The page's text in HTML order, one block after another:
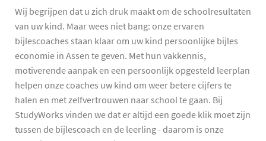
Wij begrijpen dat u zich druk maakt om de schoolresultaten
van uw kind. Maar wees niet bang: onze ervaren
bijlescoaches staan klaar om uw kind persoonlijke bijles
economie in Assen te geven. Met hun vakkennis,
motiverende aanpak en een persoonlijk opgesteld leerplan
helpen onze coaches uw kind om weer betere cijfers te
halen en met zelfvertrouwen naar school te gaan. Bij
StudyWorks vinden we dat er altijd een goede klik moet zijn
tussen de bijlescoach en de leerling - daarom is onze